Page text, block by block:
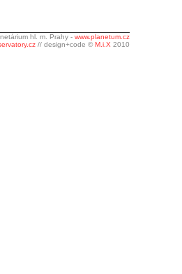
hl. m. Prahy - www.planetum.cz
// design+code © M.i.X 2010